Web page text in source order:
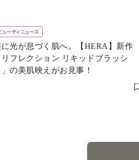
ューティニュース
に光が息づく肌へ。【HERA】新作
リフレクション リキッドブラッシ
」の美肌映えがお見事！